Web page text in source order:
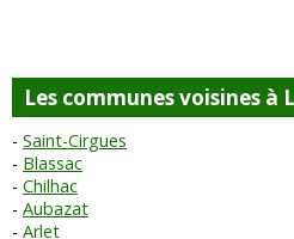
Les communes voisines à
Saint-Cirgues
Blassac
Chilhac
Aubazat
Arlet